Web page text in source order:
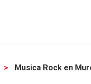
Musica Rock en